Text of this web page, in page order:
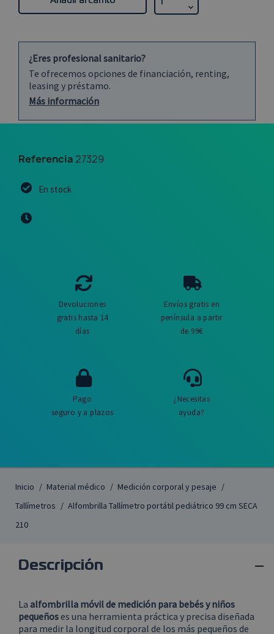
¿Eres profesional sanitario?
Te ofrecemos opciones de financiación, renting,
leasing y préstamo.
Más información
Referencia 27329
En stock
Devoluciones
gratis hasta 14
días
Envíos gratis en
península a partir
de 99€
Pago
seguro y a plazos
¿Necesitas
ayuda?
Inicio Material médico
Medición corporal y pesaje
Tallímetros
Alfombrilla Tallímetro portátil pediátrico 99 cm SECA
210
Descripción 
La alfombrilla móvil de medición para bebés y niños
pequeñoses una herramienta práctica y precisa diseñada
para medir la longitud corporal de los más pequeños de